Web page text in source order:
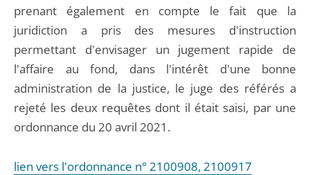
prenant également en compte le fait que la
juridiction a pris des mesures d'instruction
permettant d'envisager un jugement rapide de
l'affaire au fond, dans l'intérêt d'une bonne
administration de la justice, le juge des référés a
rejeté les deux requêtes dont il était saisi, par une
ordonnance du 20 avril 2021.
lien vers l'ordonnance n° 2100908, 2100917